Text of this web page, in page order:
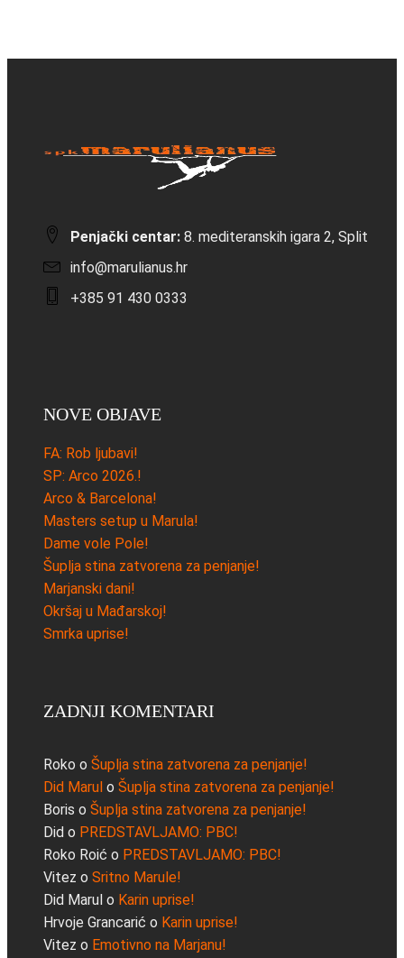
Penjački centar: 8. mediteranskih igara 2, Split
info@marulianus.hr
+385 91 430 0333
NOVE OBJAVE
FA: Rob ljubavi!
SP: Arco 2026.!
Arco & Barcelona!
Masters setup u Marula!
Dame vole Pole!
Šuplja stina zatvorena za penjanje!
Marjanski dani!
Okršaj u Mađarskoj!
Smrka uprise!
ZADNJI KOMENTARI
Roko o Šuplja stina zatvorena za penjanje!
Did Marul o Šuplja stina zatvorena za penjanje!
Boris o Šuplja stina zatvorena za penjanje!
Did o PREDSTAVLJAMO: PBC!
Roko Roić o PREDSTAVLJAMO: PBC!
Vitez o Sritno Marule!
Did Marul o Karin uprise!
Hrvoje Grancarić o Karin uprise!
Vitez o Emotivno na Marjanu!